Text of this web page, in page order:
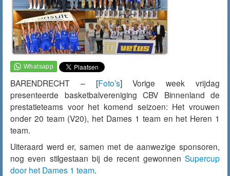
BARENDRECHT – [Foto’s] Vorige week vrijdag
presenteerde basketbalvereniging CBV Binnenland de
prestatieteams voor het komend seizoen: Het vrouwen
onder 20 team (V20), het Dames 1 team en het Heren 1
team.
Uiteraard werd er, samen met de aanwezige sponsoren,
nog even stilgestaan bij de recent gewonnen Supercup
door het Dames 1 team.